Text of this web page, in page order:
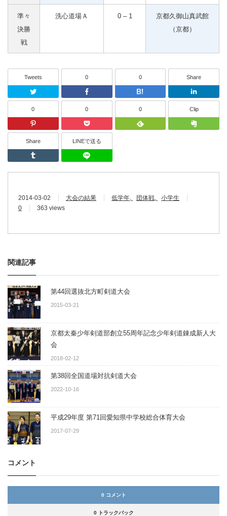
準々
決勝
戦
洗心道場Ａ 0 – 1
京都久御山真武館
（京都）
Tweets
Twitter
0
Facebook
0
はてなブッ
Share
0
Pinterest
0
Pocket
0
Feedly
Clip
Share
Tumblr
LINEで送る
2014-03-02 大会の結果 低学年 団体戦
小学生
0
363 views
関連記事
第44回選抜北方町剣道大会
2015-03-21
京都太秦少年剣道部創立55周年記念少年剣道錬成新人大
会
2018-02-12
第38回全国道場対抗剣道大会
2022-10-16
平成29年度 第71回愛知県中学校総合体育大会
2017-07-29
コメント
0 コメント
0 トラックバック